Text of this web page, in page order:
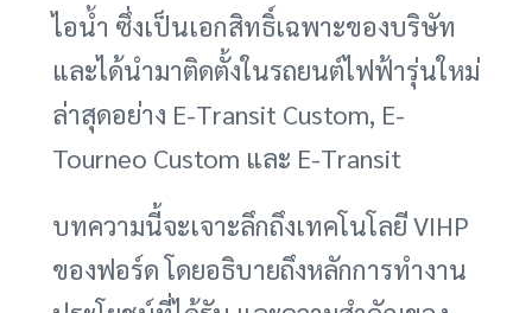
ไอน้ำ ซึ่งเป็นเอกสิทธิ์เฉพาะของบริษัท
และได้นำมาติดตั้งในรถยนต์ไฟฟ้ารุ่นใหม่
ล่าสุดอย่าง E-Transit Custom, E-
Tourneo Custom และ E-Transit
บทความนี้จะเจาะลึกถึงเทคโนโลยี VIHP
ของฟอร์ด โดยอธิบายถึงหลักการทำงาน